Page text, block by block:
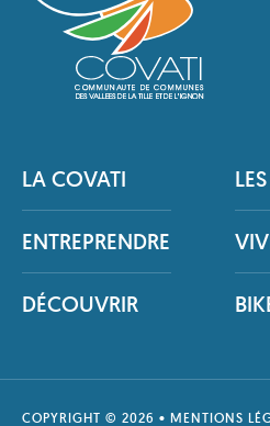
LA COVATI
ENTREPRENDRE
DÉCOUVRIR
COPYRIGHT © 2026 •MENTIONS